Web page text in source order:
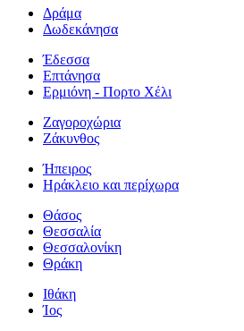
Δράμα
Δωδεκάνησα
Έδεσσα
Επτάνησα
Ερμιόνη - Πορτο Χέλι
Ζαγοροχώρια
Ζάκυνθος
Ήπειρος
Ηράκλειο και περίχωρα
Θάσος
Θεσσαλία
Θεσσαλονίκη
Θράκη
Ιθάκη
Ίος